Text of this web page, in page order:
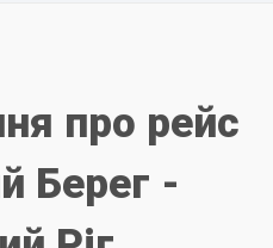
про рейс
Берег -